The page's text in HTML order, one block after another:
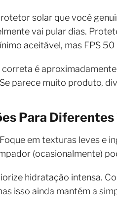
solar que você
vai pular dias.
aceitável, mas FPS
é
parece muito produto,
Para Diferentes
Foque em texturas leves e
(ocasionalmente)
hidratação intensa.
isso ainda mantém a